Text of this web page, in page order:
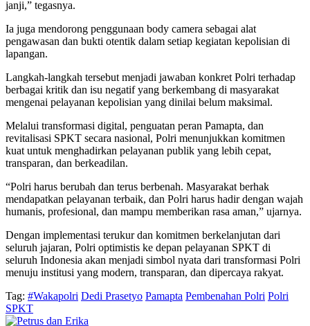
janji,” tegasnya.
Ia juga mendorong penggunaan body camera sebagai alat
pengawasan dan bukti otentik dalam setiap kegiatan kepolisian di
lapangan.
Langkah-langkah tersebut menjadi jawaban konkret Polri terhadap
berbagai kritik dan isu negatif yang berkembang di masyarakat
mengenai pelayanan kepolisian yang dinilai belum maksimal.
Melalui transformasi digital, penguatan peran Pamapta, dan
revitalisasi SPKT secara nasional, Polri menunjukkan komitmen
kuat untuk menghadirkan pelayanan publik yang lebih cepat,
transparan, dan berkeadilan.
“Polri harus berubah dan terus berbenah. Masyarakat berhak
mendapatkan pelayanan terbaik, dan Polri harus hadir dengan wajah
humanis, profesional, dan mampu memberikan rasa aman,” ujarnya.
Dengan implementasi terukur dan komitmen berkelanjutan dari
seluruh jajaran, Polri optimistis ke depan pelayanan SPKT di
seluruh Indonesia akan menjadi simbol nyata dari transformasi Polri
menuju institusi yang modern, transparan, dan dipercaya rakyat.
Tag: #Wakapolri Dedi Prasetyo Pamapta Pembenahan Polri Polri
SPKT